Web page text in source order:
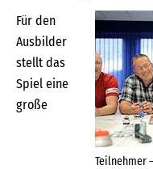
Teilnehmer
Für den
Ausbilder
stellt das
Spiel eine
große